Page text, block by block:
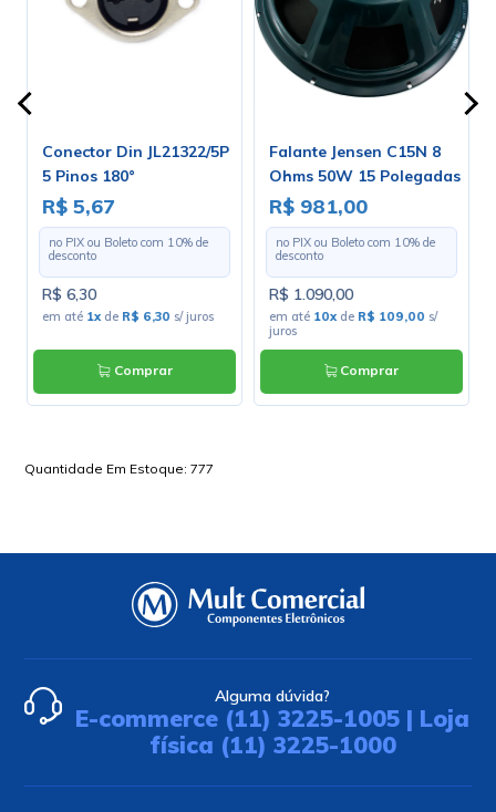
Conector Din JL21322/5P
5 Pinos 180°
R$ 5,67
no PIX ou Boleto com 10% de
desconto
R$ 6,30
em até 1xde R$ 6,30 s/ juros
Comprar
Falante Jensen C15N 8
Ohms 50W 15 Polegadas
- ZJ07050
R$ 981,00
no PIX ou Boleto com 10% de
desconto
R$ 1.090,00
em até 10xde R$ 109,00 s/
juros
Comprar
Quantidade Em Estoque:777
Alguma dúvida?
E-commerce (11) 3225-1005 | Loja
física (11) 3225-1000